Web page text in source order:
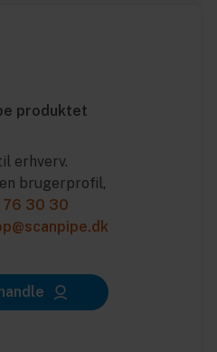
produktet
erhverv.
brugerprofil,
30 30